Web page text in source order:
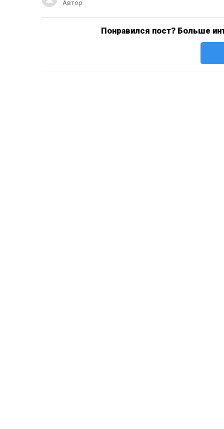
Автор
Понравился пост? Больше